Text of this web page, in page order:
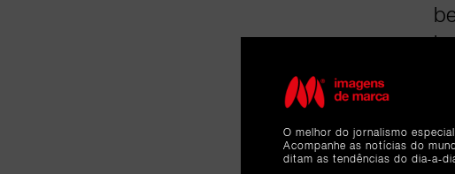
O melhor do jornalismo
Acompanhe as notícias do
ditam as tendências do dia-a-